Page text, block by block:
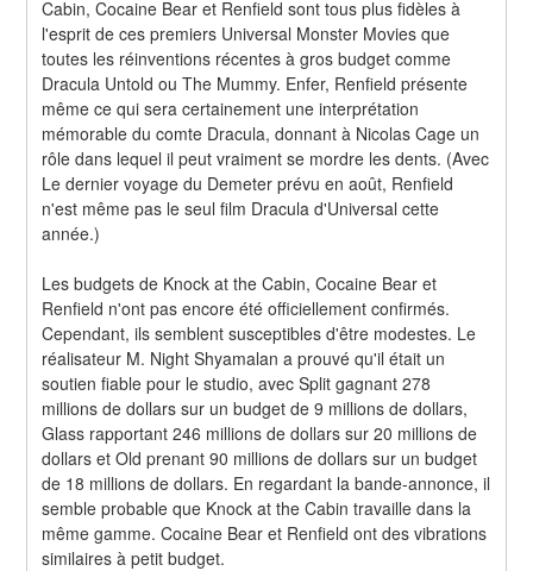
Cabin, Cocaine Bear et Renfield sont tous plus fidèles à
l'esprit de ces premiers Universal Monster Movies que
toutes les réinventions récentes à gros budget comme
Dracula Untold ou The Mummy. Enfer, Renfield présente
même ce qui sera certainement une interprétation
mémorable du comte Dracula, donnant à Nicolas Cage un
rôle dans lequel il peut vraiment se mordre les dents. (Avec
Le dernier voyage du Demeter prévu en août, Renfield
n'est même pas le seul film Dracula d'Universal cette
année.)
Les budgets de Knock at the Cabin, Cocaine Bear et
Renfield n'ont pas encore été officiellement confirmés.
Cependant, ils semblent susceptibles d'être modestes. Le
réalisateur M. Night Shyamalan a prouvé qu'il était un
soutien fiable pour le studio, avec Split gagnant 278
millions de dollars sur un budget de 9 millions de dollars,
Glass rapportant 246 millions de dollars sur 20 millions de
dollars et Old prenant 90 millions de dollars sur un budget
de 18 millions de dollars. En regardant la bande-annonce, il
semble probable que Knock at the Cabin travaille dans la
même gamme. Cocaine Bear et Renfield ont des vibrations
similaires à petit budget.